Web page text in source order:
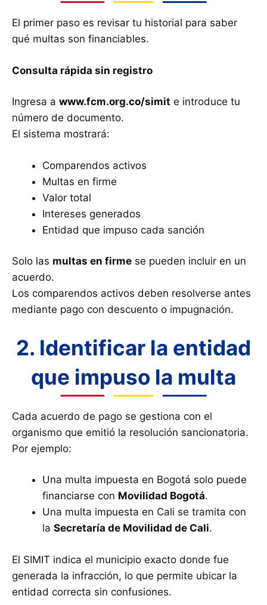
El primer paso es revisar tu historial para saber
qué multas son financiables.
Consulta rápida sin registro
Ingresa a www.fcm.org.co/simit e introduce tu
número de documento.
El sistema mostrará:
Comparendos activos
Multas en firme
Valor total
Intereses generados
Entidad que impuso cada sanción
Solo las multas en firme se pueden incluir en un
acuerdo.
Los comparendos activos deben resolverse antes
mediante pago con descuento o impugnación.
2. Identificar la entidad
que impuso la multa
Cada acuerdo de pago se gestiona con el
organismo que emitió la resolución sancionatoria.
Por ejemplo:
Una multa impuesta en Bogotá solo puede
financiarse con Movilidad Bogotá.
Una multa impuesta en Cali se tramita con
la Secretaría de Movilidad de Cali.
El SIMIT indica el municipio exacto donde fue
generada la infracción, lo que permite ubicar la
entidad correcta sin confusiones.